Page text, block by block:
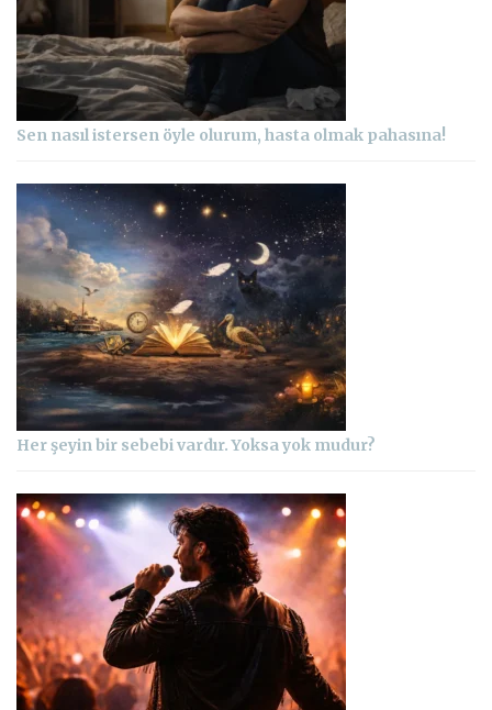
Sen nasıl istersen öyle olurum, hasta olmak pahasına!
Her şeyin bir sebebi vardır. Yoksa yok mudur?